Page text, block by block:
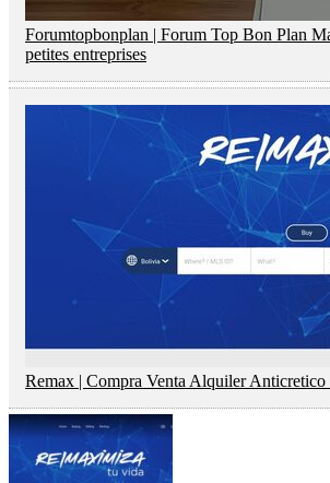
Fo­rum­top­bonplan | Forum Top Bon Plan
petites entreprises
Remax | Compra Venta Alquiler